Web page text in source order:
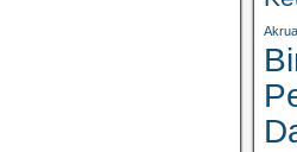
Akrual